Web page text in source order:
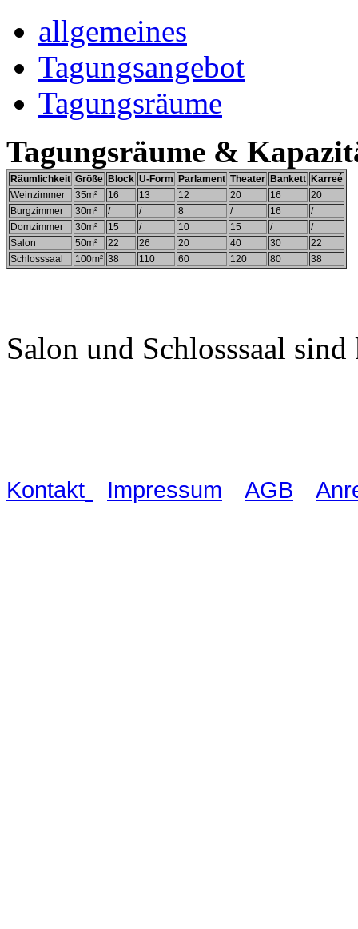
allgemeines
Tagungsangebot
Tagungsräume
Tagungsräume &
Räumlichkeit Größe Block U-Form Parlament Theater Bankett Karreé
Weinzimmer
35m² 16 13 12 20 16
20
Burgzimmer
30m² / / 8 / 16
/
Domzimmer
30m² 15 / 10 15 /
/
Salon
50m² 22 26 20 40 30
22
Schlosssaal
100m² 38 110 60 120 80 38
Salon und Schlosssaal
Kontakt Impressum AGB